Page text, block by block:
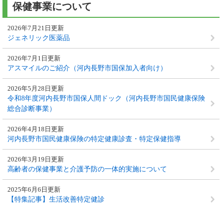
保健事業について
ジェネリック医薬品
2026年7月21日更新
アスマイルのご紹介（河内長野市国保加入者向け）
2026年7月1日更新
令和8年度河内長野市国保人間ドック（河内長野市国民健康保険
総合診断事業）
2026年5月28日更新
河内長野市国民健康保険の特定健康診査・特定保健指導
2026年4月18日更新
高齢者の保健事業と介護予防の一体的実施について
2026年3月19日更新
【特集記事】生活改善特定健診
2025年6月6日更新